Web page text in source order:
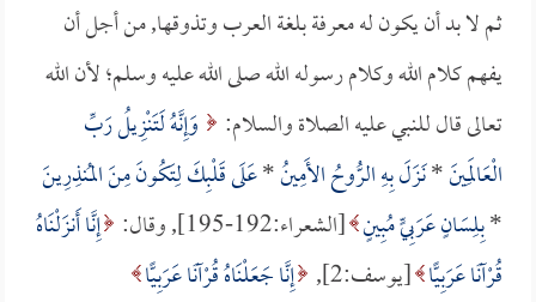
ثم لا بد أن يكون له معرفة بلغة العرب وتذوقها, من أجل أن
يفهم كلام الله وكلام رسوله الله صلى الله عليه وسلم؛ لأن الله
تعالى قال للنبي عليه الصلاة والسلام:
وَإِنَّهُ لَتَنْزِيلُ رَبِّ
الْعَالَمِينَ*نَزَلَ بِهِ الرُّوحُ الأَمِينُ*عَلَى قَلْبِكَ لِتَكُونَ مِنَ المُنذِرِينَ
*بِلِسَانٍ عَرَبِيٍّ مُبِينٍ [الشعراء:192-195], وقال:
إِنَّا أَنزَلْنَاهُ
قُرْآنًا عَرَبِيًّا [يوسف:2],
إِنَّا جَعَلْنَاهُ قُرْآنًا عَرَبِيًّا